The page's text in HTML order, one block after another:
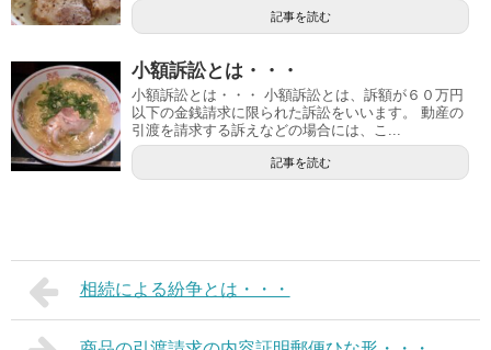
記事を読む
小額訴訟とは・・・
小額訴訟とは・・・ 小額訴訟とは、訴額が６０万円
以下の金銭請求に限られた訴訟をいいます。 動産の
引渡を請求する訴えなどの場合には、こ...
記事を読む
相続による紛争とは・・・